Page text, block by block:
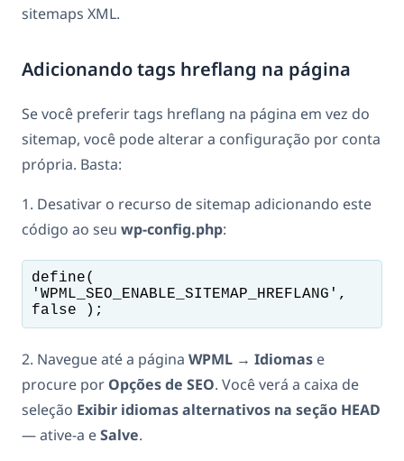
sitemaps XML.
Adicionando tags hreflang na página
Se você preferir tags hreflang na página em vez do
sitemap, você pode alterar a configuração por conta
própria. Basta:
1. Desativar o recurso de sitemap adicionando este
código ao seu wp-config.php:
define(
'WPML_SEO_ENABLE_SITEMAP_HREFLANG',
false );
2. Navegue até a página WPML → Idiomas e
procure por Opções de SEO. Você verá a caixa de
seleção Exibir idiomas alternativos na seção HEAD
— ative-a eSalve.